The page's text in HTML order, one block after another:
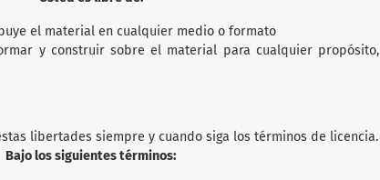
el material en cualquier medio o formato
y construir sobre el material para cualquier propósito,
libertades siempre y cuando siga los términos de licencia.
Bajo los siguientes términos: